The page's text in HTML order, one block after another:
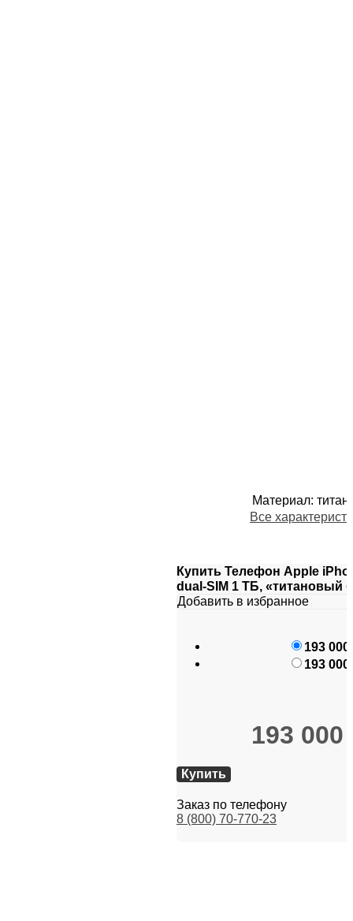
Материал: титан
Все
Купить Телефон Apple
dual-SIM 1 ТБ, «титановый
Добавить в избранное
193 000
193 000
193 000
Купить
Заказ по телефону
8 (800) 70-770-23